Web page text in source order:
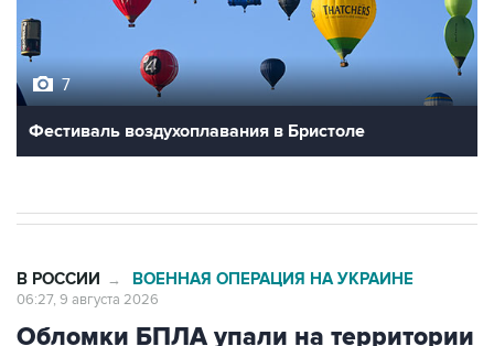
7
Фестиваль воздухоплавания в Бристоле
В РОССИИ → ВОЕННАЯ ОПЕРАЦИЯ НА УКРАИНЕ
06:27, 9 августа 2026
Обломки БПЛА упали на территории